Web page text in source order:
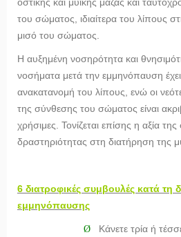
του σώματος, ιδιαίτερα του λίπους
μισό του σώματος.
Η αυξημένη νοσηρότητα και
νοσήματα μετά την εμμηνόπαυση
ανακατανομή του λίπους, ενώ οι
της σύνθεσης του σώματος είναι
χρήσιμες. Τονίζεται επίσης η αξία
δραστηριότητας στη διατήρηση της
6 διατροφικές συμβουλές κατά τη
εμμηνόπαυσης
Ø Κάνετε τρία ή